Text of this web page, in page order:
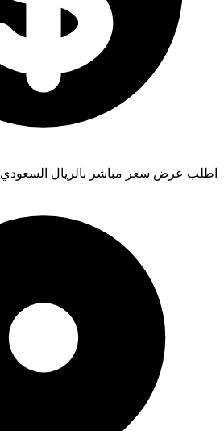
اطلب عرض سعر مباشر بالريال السعودي